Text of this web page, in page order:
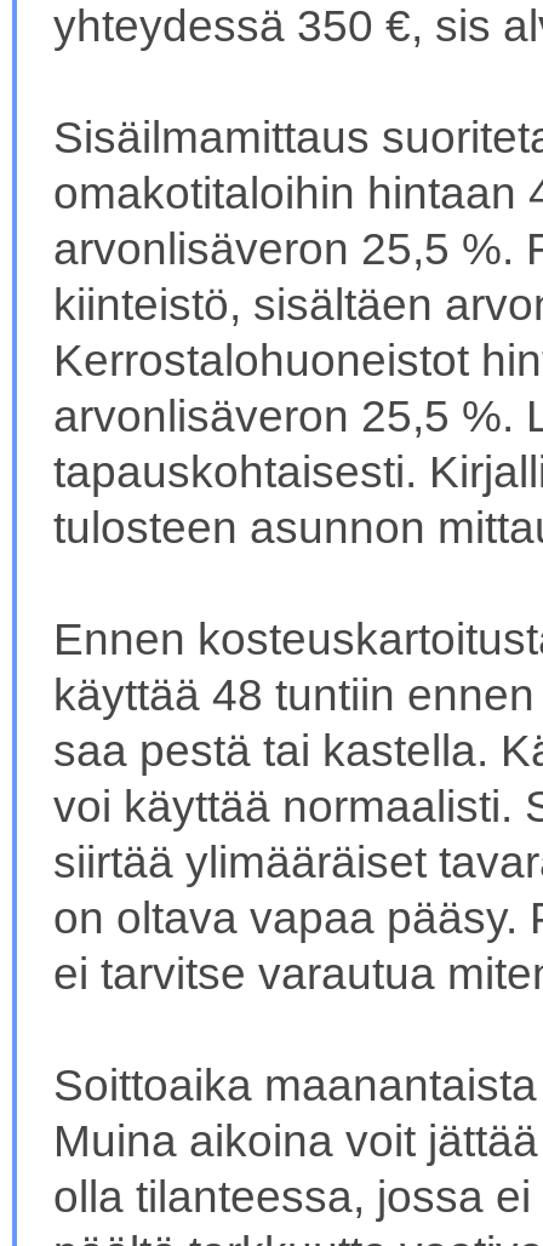
yhteydessä 350 €, sis
Sisäilmamittaus
omakotitaloihin hintaan
arvonlisäveron 25,5 %.
kiinteistö, sisältäen
Kerrostalohuoneistot
arvonlisäveron 25,5 %.
tapauskohtaisesti.
tulosteen asunnon
Ennen
käyttää 48 tuntiin
saa pestä tai kastella.
voi käyttää normaalisti.
siirtää ylimääräiset
on oltava vapaa pääsy.
ei tarvitse varautua
Soittoaika
Muina aikoina voit
olla tilanteessa, jossa